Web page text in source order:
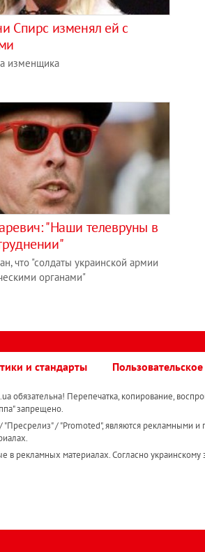
Спирс изменял ей с
изменщика
"Наши телевруны в
что "солдаты украинской армии
органами"
и стандарты
обязательна! Перепечатка, копирование,
запрещено.
/ "Promoted", являются рекламными и
рекламных материалах. Согласно украинскому